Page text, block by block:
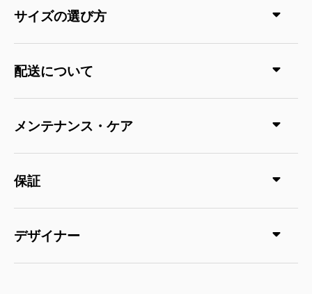
サイズの選び方
配送について
メンテナンス・ケア
保証
デザイナー